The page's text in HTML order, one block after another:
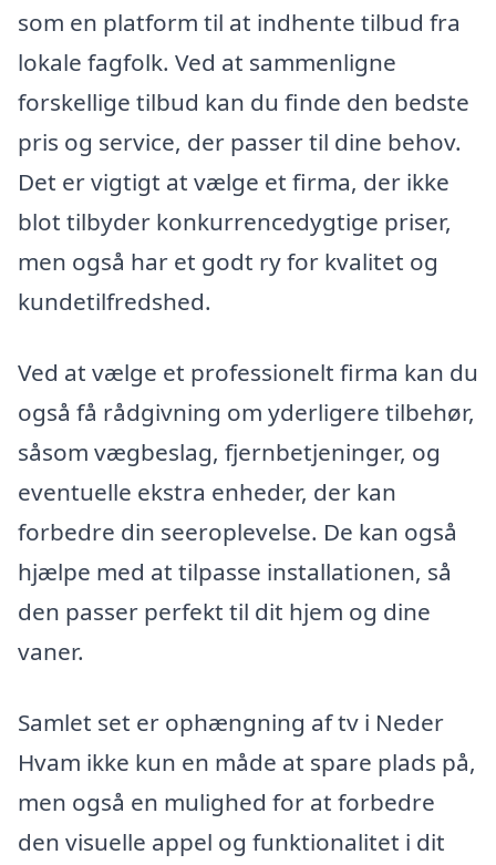
som en platform til at indhente tilbud fra
lokale fagfolk. Ved at sammenligne
forskellige tilbud kan du finde den bedste
pris og service, der passer til dine behov.
Det er vigtigt at vælge et firma, der ikke
blot tilbyder konkurrencedygtige priser,
men også har et godt ry for kvalitet og
kundetilfredshed.
Ved at vælge et professionelt firma kan du
også få rådgivning om yderligere tilbehør,
såsom vægbeslag, fjernbetjeninger, og
eventuelle ekstra enheder, der kan
forbedre din seeroplevelse. De kan også
hjælpe med at tilpasse installationen, så
den passer perfekt til dit hjem og dine
vaner.
Samlet set er ophængning af tv i Neder
Hvam ikke kun en måde at spare plads på,
men også en mulighed for at forbedre
den visuelle appel og funktionalitet i dit